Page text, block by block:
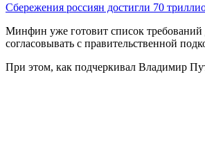
Сбережения россиян достигли 70
Минфин уже готовит список требований
согласовывать с правительственной
При этом, как подчеркивал Владимир